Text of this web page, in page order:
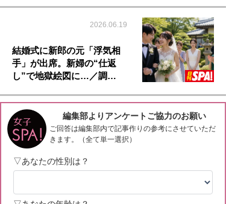
2026.06.19
結婚式に新郎の元「浮気相
手」が出席。新婦の“仕返
し”で地獄絵図に…／調…